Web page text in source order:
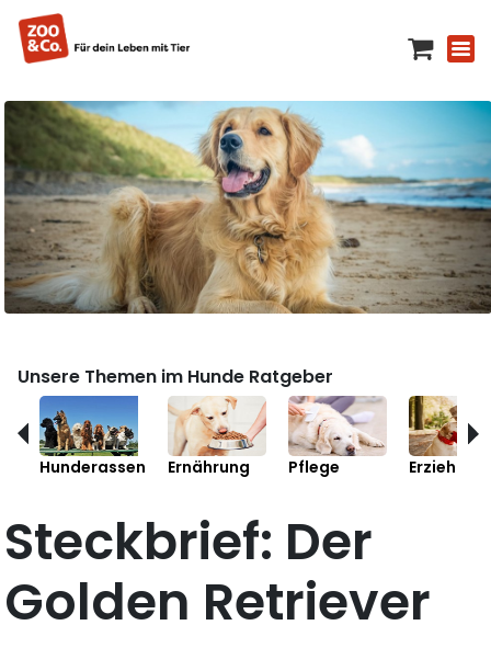
Unsere Themen im Hunde Ratgeber
Hunderassen Ernährung Pflege Erziehung
Steckbrief: Der
Golden Retriever